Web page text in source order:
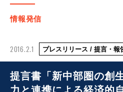
情報発信
2016.2.1 プレスリリース / 提言・報
提言書「新中部圏の創